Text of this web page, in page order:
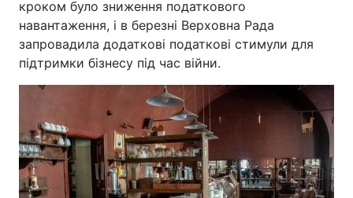
кроком було зниження податкового
навантаження, і в березні Верховна Рада
запровадила додаткові податкові стимули для
підтримки бізнесу під час війни.